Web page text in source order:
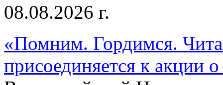
08.08.2026 г.
«Помним. Гордимся.
присоединяется к акции